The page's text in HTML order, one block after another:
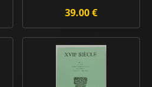
39.00 €